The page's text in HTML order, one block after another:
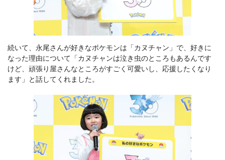
続いて、永尾さんが好きなポケモンは「カヌチャン」で、好きに
なった理由について「カヌチャンは泣き虫のところもあるんです
けど、頑張り屋さんなところがすごく可愛いし、応援したくなり
ます」と話してくれました。